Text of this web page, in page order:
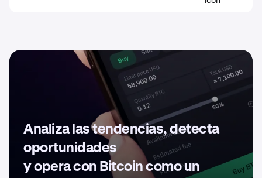
Analiza las tendencias, detecta
oportunidades
y opera con Bitcoin como un